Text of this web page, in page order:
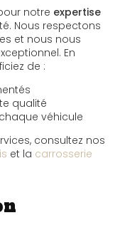
notre expertise
Nous respectons
et nous nous
En
de :
qualité
véhicule
consultez nos
et la carrosserie